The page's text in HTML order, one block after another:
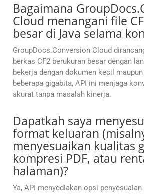
Bagaimana
Cloud menangani file
besar di Java selama
GroupDocs.Conversion Cloud
berkas CF2 berukuran besar dengan
bekerja dengan dokumen kecil
beberapa gigabita, API ini menjaga
akurat tanpa masalah kinerja.
Dapatkah saya
format keluaran
menyesuaikan kualitas
kompresi PDF, atau
halaman)?
Ya, API menyediakan opsi